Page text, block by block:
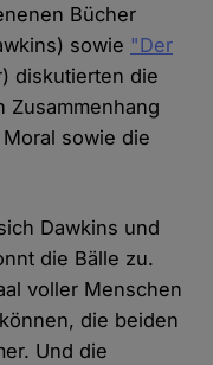
Bücher
sowie "Der
diskutierten die
Zusammenhang
sowie die
Dawkins und
die Bälle zu.
voller Menschen
die beiden
Und die